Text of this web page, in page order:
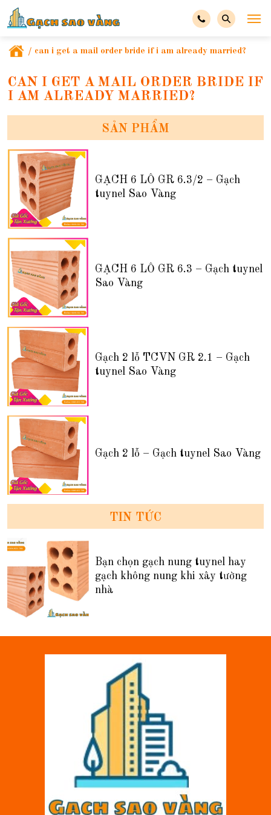
/ can i get a mail order bride if i am already married?
CAN I GET A MAIL ORDER BRIDE IF
I AM ALREADY MARRIED?
SẢN PHẨM
GẠCH 6 LỖ GR 6.3/2 – Gạch
tuynel Sao Vàng
GẠCH 6 LỖ GR 6.3 – Gạch tuynel
Sao Vàng
Gạch 2 lỗ TCVN GR 2.1 – Gạch
tuynel Sao Vàng
Gạch 2 lỗ – Gạch tuynel Sao Vàng
TIN TỨC
Bạn chọn gạch nung tuynel hay
gạch không nung khi xây tường
nhà